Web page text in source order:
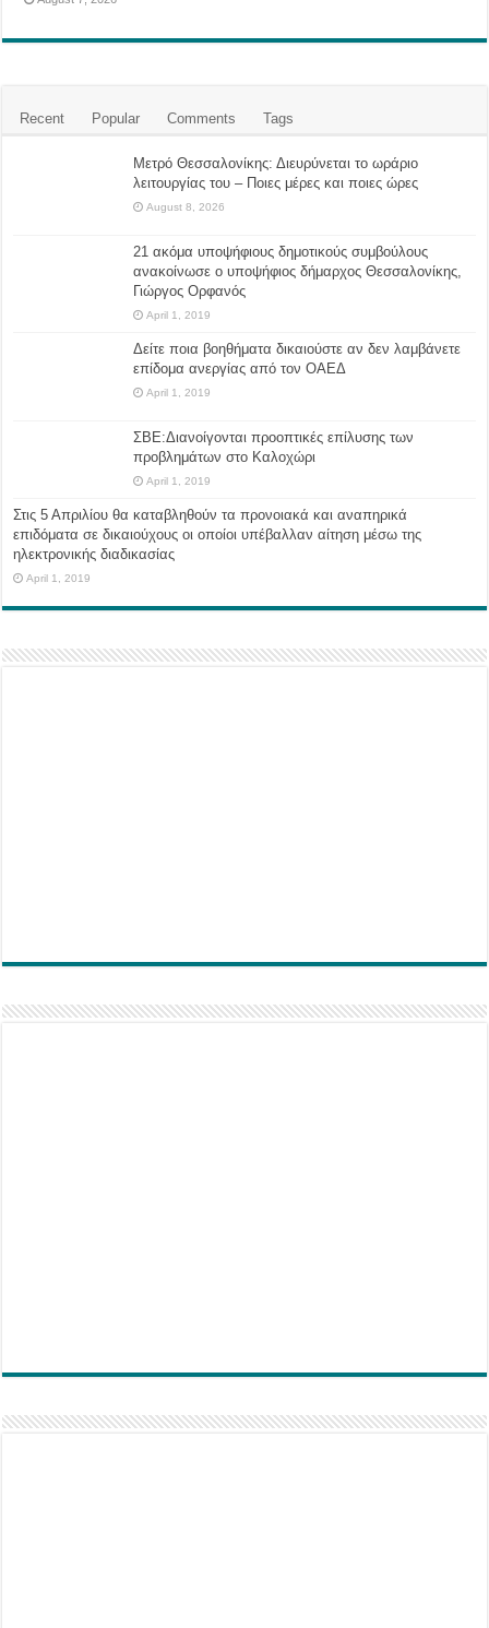
Recent Popular Comments Tags
Μετρό Θεσσαλονίκης: Διευρύνεται το ωράριο
λειτουργίας του – Ποιες μέρες και ποιες ώρες
August 8, 2026
21 ακόμα υποψήφιους δημοτικούς συμβούλους
ανακοίνωσε ο υποψήφιος δήμαρχος Θεσσαλονίκης,
Γιώργος Ορφανός
April 1, 2019
Δείτε ποια βοηθήματα δικαιούστε αν δεν λαμβάνετε
επίδομα ανεργίας από τον ΟΑΕΔ
April 1, 2019
ΣΒΕ:Διανοίγονται προοπτικές επίλυσης των
προβλημάτων στο Καλοχώρι
April 1, 2019
Στις 5 Απριλίου θα καταβληθούν τα προνοιακά και αναπηρικά
επιδόματα σε δικαιούχους οι οποίοι υπέβαλλαν αίτηση μέσω της
ηλεκτρονικής διαδικασίας
April 1, 2019